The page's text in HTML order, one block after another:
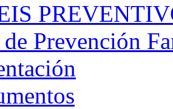
de Prevención